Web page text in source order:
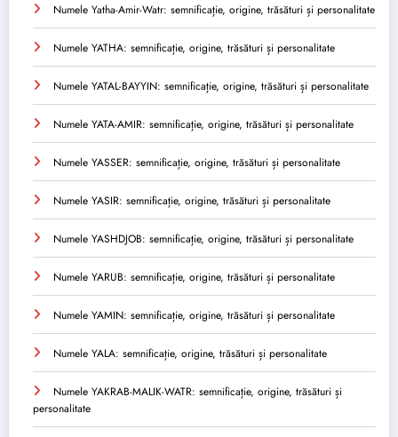
Numele Yatha-Amir-Watr: semnificație, origine, trăsături și personalitate
Numele YATHA: semnificație, origine, trăsături și personalitate
Numele YATAL-BAYYIN: semnificație, origine, trăsături și personalitate
Numele YATA-AMIR: semnificație, origine, trăsături și personalitate
Numele YASSER: semnificație, origine, trăsături și personalitate
Numele YASIR: semnificație, origine, trăsături și personalitate
Numele YASHDJOB: semnificație, origine, trăsături și personalitate
Numele YARUB: semnificație, origine, trăsături și personalitate
Numele YAMIN: semnificație, origine, trăsături și personalitate
Numele YALA: semnificație, origine, trăsături și personalitate
Numele YAKRAB-MALIK-WATR: semnificație, origine, trăsături și
personalitate